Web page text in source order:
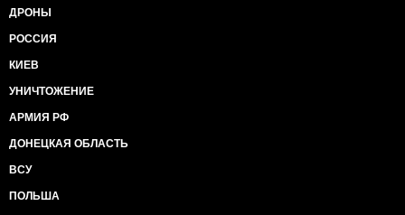
ДРОНЫ
РОССИЯ
КИЕВ
УНИЧТОЖЕНИЕ
АРМИЯ РФ
ДОНЕЦКАЯ ОБЛАСТЬ
ВСУ
ПОЛЬША